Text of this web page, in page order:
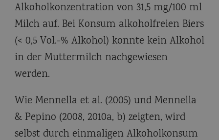
Alkoholkonzentration von 31,5 mg/100 ml
Milch auf. Bei Konsum alkoholfreien Biers
(< 0,5 Vol.-% Alkohol) konnte kein Alkohol
in der Muttermilch nachgewiesen
werden.
Wie Mennella et al. (2005) und Mennella
& Pepino (2008, 2010a, b) zeigten, wird
selbst durch einmaligen Alkoholkonsum